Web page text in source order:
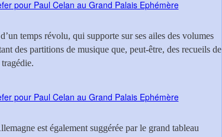
temps révolu, qui supporte sur ses ailes des volumes
des partitions de musique que, peut-être, des recueils de
est également suggérée par le grand tableau